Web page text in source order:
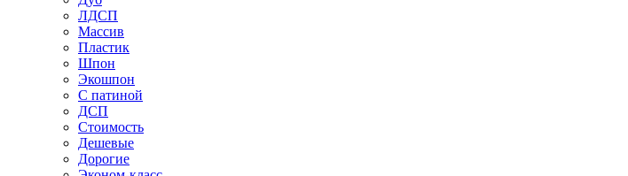
ЛДСП
Массив
Пластик
Шпон
Экошпон
С патиной
ДСП
Стоимость
Дешевые
Дорогие